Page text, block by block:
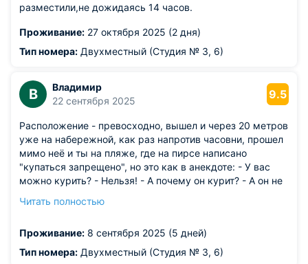
разместили,не дожидаясь 14 часов.
Проживание: 27 октября 2025 (2 дня)
Тип номера: Двухместный (Студия № 3, 6)
В
Владимир
22 сентября 2025
9.5
Расположение - превосходно, вышел и через 20 метров
уже на набережной, как раз напротив часовни, прошел
мимо неё и ты на пляже, где на пирсе написано
"купаться запрещено", но это как в анекдоте: - У вас
можно курить? - Нельзя! - А почему он курит? - А он не
по функционалу полностью полноценная, с
вилки, стаканЫ (для чудесного времяпровождения
именно на "Ы") и чашки. Ну а туалет с душевой
Читать полностью
Проживание: 8 сентября 2025 (5 дней)
Тип номера: Двухместный (Студия № 3, 6)